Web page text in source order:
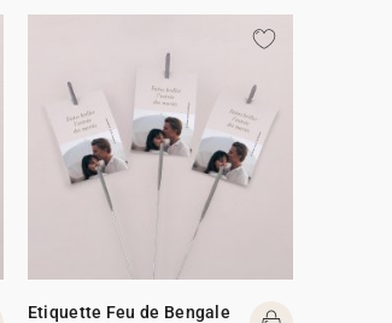
Etiquette Feu de Bengale